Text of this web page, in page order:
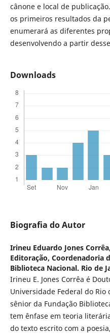
cânone e local de
os primeiros resultados da
enumerará as diferentes
desenvolvendo a partir
Downloads
Biografia do Autor
Irineu Eduardo Jones Corrêa,
Editoração, Coordenadoria
Biblioteca Nacional. Rio de
Irineu E. Jones Corrêa é
Universidade Federal do Rio
sênior da Fundação
tem ênfase em teoria
do texto escrito com a